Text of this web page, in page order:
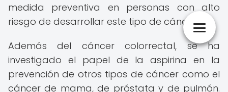
medida preventiva en personas con alto
riesgo de desarrollar este tipo de cáncer.
Además del cáncer colorrectal, se ha
investigado el papel de la aspirina en la
prevención de otros tipos de cáncer como el
cáncer de mama, de próstata y de pulmón.